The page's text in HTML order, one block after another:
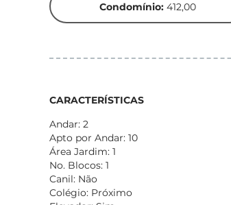
Condomínio: 412,00
CARACTERÍSTICAS
Andar: 2
Apto por Andar: 10
Área Jardim: 1
No. Blocos: 1
Canil: Não
Colégio: Próximo